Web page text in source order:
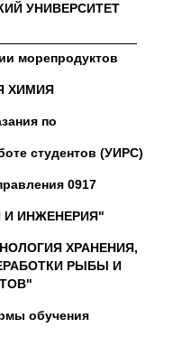
УНИВЕРСИТЕТ
морепродуктов
ХИМИЯ
по
студентов (УИРС)
0917
И ИНЖЕНЕРИЯ"
ХРАНЕНИЯ,
РЫБЫ И
обучения